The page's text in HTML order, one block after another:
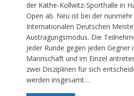
der Käthe-Kollwitz-Sporthalle in
Open ab. Neu ist bei der
Internationalen Deutschen
Austragungsmodus. Die
jeder Runde gegen jeden Gegner
Mannschaft und im Einzel
zwei Disziplinen für sich
werden insgesamt…